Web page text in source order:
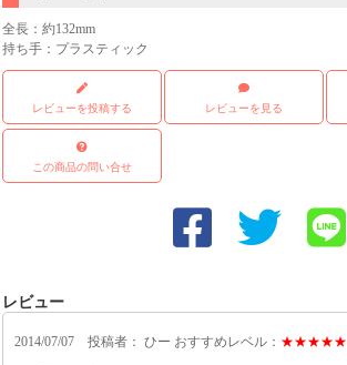
全長：約132mm
持ち手：プラスティック
レビューを投稿する レビューを見る
この商品の問い合せ
レビュー
2014/07/07 投稿者： ひー おすすめレベル： ★★★★★